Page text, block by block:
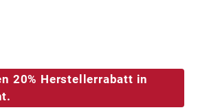
von 5 von 5 Sternen
20% Herstellerrabatt in